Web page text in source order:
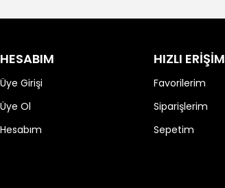
HESABIM
Üye Girişi
Üye Ol
Hesabım
HIZLI ERİŞİM
Favorilerim
Siparişlerim
Sepetim